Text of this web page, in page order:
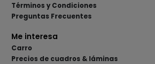
Términos y Condiciones
Preguntas Frecuentes
Me interesa
Carro
Precios de cuadros & láminas